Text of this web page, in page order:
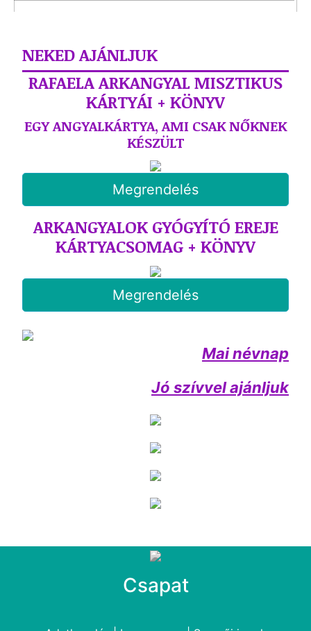
NEKED AJÁNLJUK
RAFAELA ARKANGYAL MISZTIKUS
KÁRTYÁI + KÖNYV
EGY ANGYALKÁRTYA, AMI CSAK NŐKNEK
KÉSZÜLT
Megrendelés
ARKANGYALOK GYÓGYÍTÓ EREJE
KÁRTYACSOMAG + KÖNYV
Megrendelés
Mai névnap
Jó szívvel ajánljuk
Csapat